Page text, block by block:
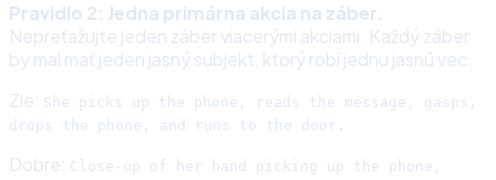
Pravidlo 2: Jedna primárna akcia na záber.
Nepreťažujte jeden záber viacerými akciami. Každý záber
by mal mať jeden jasný subjekt, ktorý robí jednu jasnú vec.
Zle: She picks up the phone, reads the message, gasps,
drops the phone, and runs to the door.
Dobre: Close-up of her hand picking up the phone,